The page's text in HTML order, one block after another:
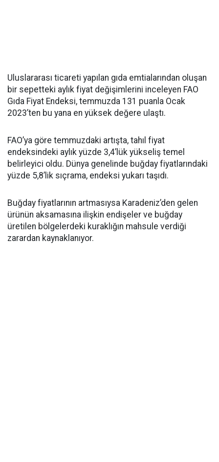
Uluslararası ticareti yapılan gıda emtialarından oluşan
bir sepetteki aylık fiyat değişimlerini inceleyen FAO
Gıda Fiyat Endeksi, temmuzda 131 puanla Ocak
2023’ten bu yana en yüksek değere ulaştı.
FAO’ya göre temmuzdaki artışta, tahıl fiyat
endeksindeki aylık yüzde 3,4’lük yükseliş temel
belirleyici oldu. Dünya genelinde buğday fiyatlarındaki
yüzde 5,8’lik sıçrama, endeksi yukarı taşıdı.
Buğday fiyatlarının artmasıysa Karadeniz’den gelen
ürünün aksamasına ilişkin endişeler ve buğday
üretilen bölgelerdeki kuraklığın mahsule verdiği
zarardan kaynaklanıyor.